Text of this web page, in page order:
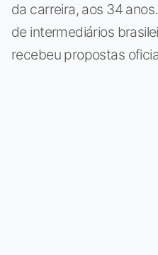
da carreira, aos 34
de intermediários
recebeu propostas